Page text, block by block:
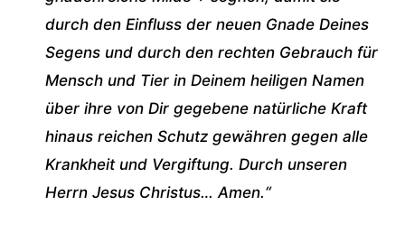
durch den Einfluss der neuen Gnade Deines
Segens und durch den rechten Gebrauch für
Mensch und Tier in Deinem heiligen Namen
über ihre von Dir gegebene natürliche Kraft
hinaus reichen Schutz gewähren gegen alle
Krankheit und Vergiftung. Durch unseren
Herrn Jesus Christus… Amen.“